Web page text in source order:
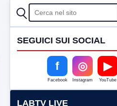
CERCA
SEGUICI SUI SOCIAL
f
Facebook
◎
Instagram
▶
YouTube
LABTV LIVE